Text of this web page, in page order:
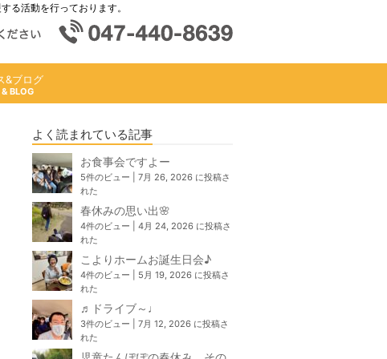
る活動を行っております。
&ブログ
よく読まれている記事
お食事会ですよー
5件のビュー
7月 26, 2026 に投稿さ
れた
春休みの思い出🌸
4件のビュー
4月 24, 2026 に投稿さ
れた
こよりホームお誕生日会♪
4件のビュー
5月 19, 2026 に投稿さ
れた
♬ドライブ～♩
3件のビュー
7月 12, 2026 に投稿さ
れた